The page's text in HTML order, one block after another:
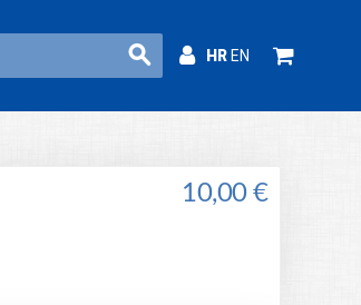
HREN
10,00 €